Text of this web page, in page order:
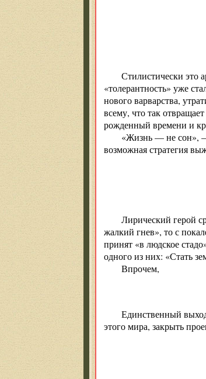
К
И
Стилистически это
«толерантность» уже
нового варварства,
всему, что так
рожденный времени и
«Жизнь — не сон», —
возможная стратегия
Я
Но
И
Лирический герой
жалкий гнев», то с
принят «в людское
одного из них: «Стать
Впрочем,
Единственный
этого мира, закрыть